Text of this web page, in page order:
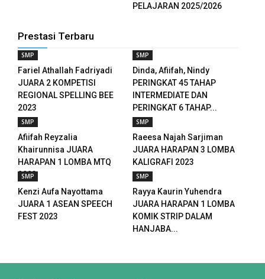
PELAJARAN 2025/2026
Prestasi Terbaru
SMP
Fariel Athallah Fadriyadi
JUARA 2 KOMPETISI
REGIONAL SPELLING BEE
2023
SMP
Dinda, Afiifah, Nindy
PERINGKAT 45 TAHAP
INTERMEDIATE DAN
PERINGKAT 6 TAHAP...
SMP
Afiifah Reyzalia
Khairunnisa JUARA
HARAPAN 1 LOMBA MTQ
2023
SMP
Raeesa Najah Sarjiman
JUARA HARAPAN 3 LOMBA
KALIGRAFI 2023
SMP
Kenzi Aufa Nayottama
JUARA 1 ASEAN SPEECH
FEST 2023
SMP
Rayya Kaurin Yuhendra
JUARA HARAPAN 1 LOMBA
KOMIK STRIP DALAM
HANJABA...